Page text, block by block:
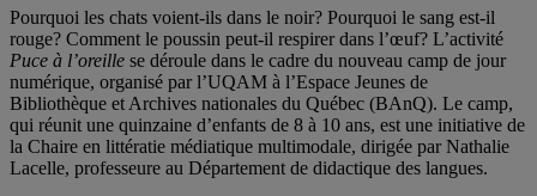
Pourquoi les chats voient-ils dans le noir? Pourquoi le sang est-il
rouge? Comment le poussin peut-il respirer dans l’œuf? L’activité
Puce à l’oreille se déroule dans le cadre du nouveau camp de jour
numérique, organisé par l’UQAM à l’Espace Jeunes de
Bibliothèque et Archives nationales du Québec (BAnQ). Le camp,
qui réunit une quinzaine d’enfants de 8 à 10 ans, est une initiative de
la Chaire en littératie médiatique multimodale, dirigée par Nathalie
Lacelle, professeure au Département de didactique des langues.